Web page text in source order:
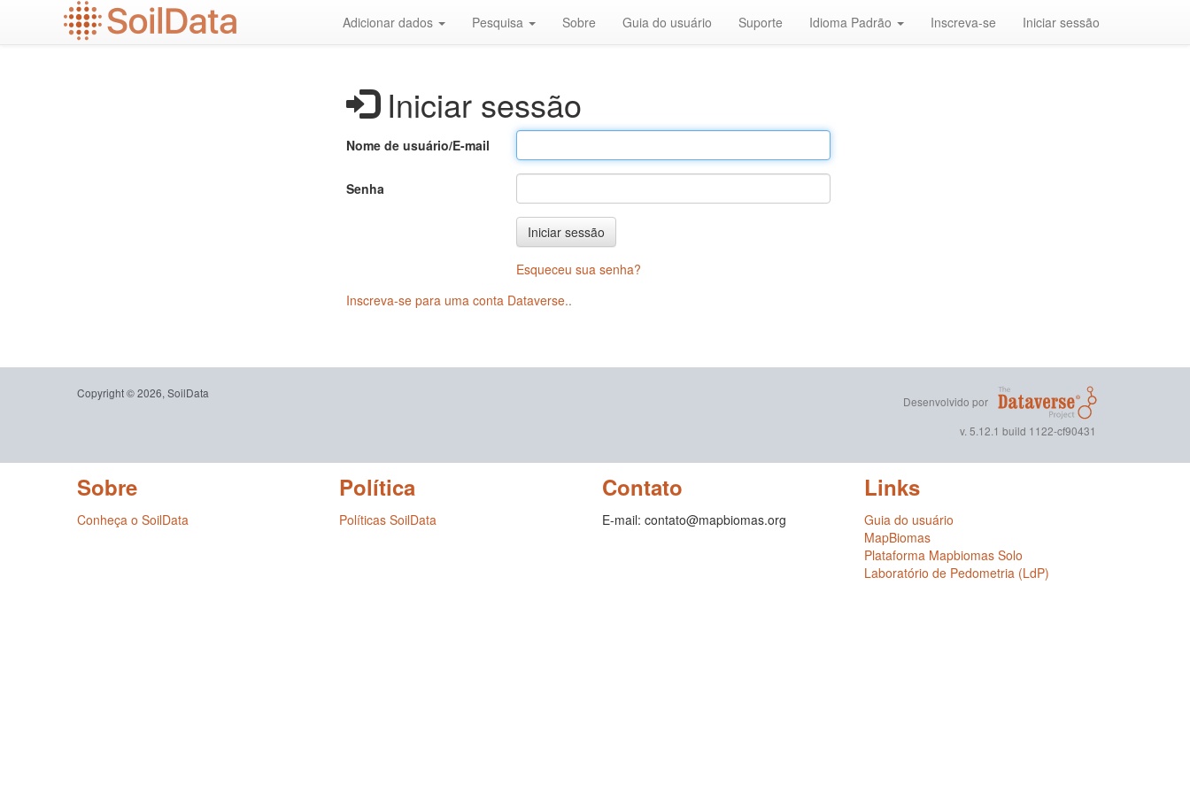
Adicionar dados Pesquisa Sobre Guia do usuário Suporte Idioma Padrão Inscreva-se Iniciar sessão
Iniciar sessão
Nome de usuário/E-mail
Senha
Iniciar sessão
Esqueceu sua senha?
Inscreva-se para uma conta Dataverse..
Copyright © 2026, SoilData
Desenvolvido por
v. 5.12.1 build 1122-cf90431
Sobre
Conheça o SoilData
Política
Políticas SoilData
Contato
E-mail: contato@mapbiomas.org
Links
Guia do usuário
MapBiomas
Plataforma Mapbiomas Solo
Laboratório de Pedometria (LdP)